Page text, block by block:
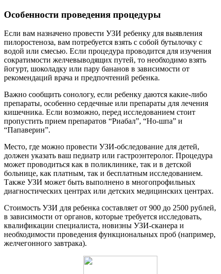
Особенности проведения процедуры
Если вам назначено провести УЗИ ребенку для выявления
пилоростеноза, вам потребуется взять с собой бутылочку с
водой или смесью. Если процедура проводится для изучения
сократимости желчевыводящих путей, то необходимо взять
йогурт, шоколадку или пару бананов в зависимости от
рекомендаций врача и предпочтений ребенка.
Важно сообщить сонологу, если ребенку даются какие-либо
препараты, особенно сердечные или препараты для лечения
кишечника. Если возможно, перед исследованием стоит
пропустить прием препаратов “Риабал”, “Но-шпа” и
“Папаверин”.
Место, где можно провести УЗИ-обследование для детей,
должен указать ваш педиатр или гастроэнтеролог. Процедура
может проводиться как в поликлинике, так и в детской
больнице, как платным, так и бесплатным исследованием.
Также УЗИ может быть выполнено в многопрофильных
диагностических центрах или детских медицинских центрах.
Стоимость УЗИ для ребенка составляет от 900 до 2500 рублей,
в зависимости от органов, которые требуется исследовать,
квалификации специалиста, новизны УЗИ-сканера и
необходимости проведения функциональных проб (например,
желчегонного завтрака).